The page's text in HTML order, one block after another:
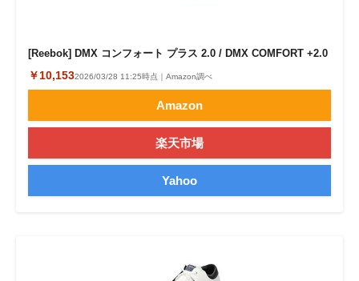
[Reebok] DMX コンフォート プラス 2.0 / DMX COMFORT +2.0
￥10,1532026/03/28 11:25時点｜Amazon調べ
Amazon
楽天市場
Yahoo